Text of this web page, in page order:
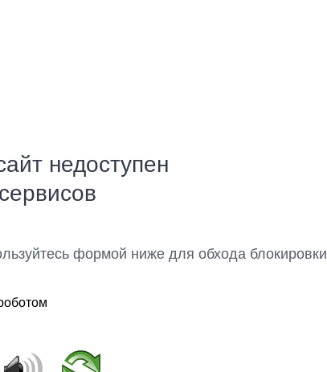
недоступен
формой ниже для обхода блокировки